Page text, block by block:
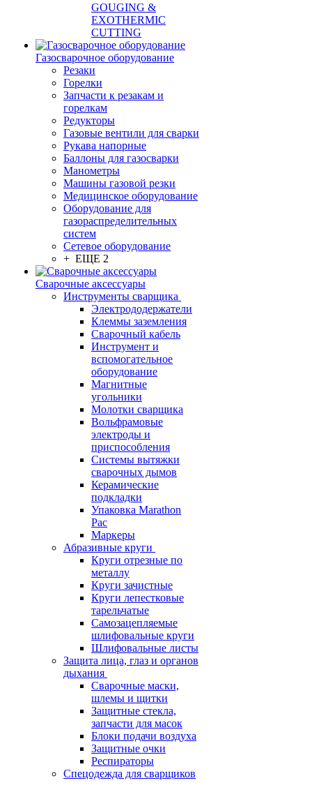
GOUGING &
EXOTHERMIC
CUTTING
Газосварочное оборудование
Резаки
Горелки
Запчасти к резакам и
горелкам
Редукторы
Газовые вентили для сварки
Рукава напорные
Баллоны для газосварки
Манометры
Машины газовой резки
Медицинское оборудование
Оборудование для
газораспределительных
систем
Сетевое оборудование
+ ЕЩЕ 2
Сварочные аксессуары
Инструменты сварщика
Электрододержатели
Клеммы заземления
Сварочный кабель
Инструмент и
вспомогательное
оборудование
Магнитные
угольники
Молотки сварщика
Вольфрамовые
электроды и
приспособления
Системы вытяжки
сварочных дымов
Керамические
подкладки
Упаковка Marathon
Pac
Маркеры
Абразивные круги
Круги отрезные по
металлу
Круги зачистные
Круги лепестковые
тарельчатые
Самозацепляемые
шлифовальные круги
Шлифовальные листы
Защита лица, глаз и органов
дыхания
Сварочные маски,
шлемы и щитки
Защитные стекла,
запчасти для масок
Блоки подачи воздуха
Защитные очки
Респираторы
Спецодежда для сварщиков